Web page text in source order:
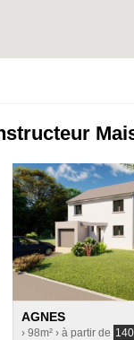
AGNES
› 98m² › à partir de